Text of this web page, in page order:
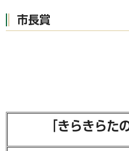
市長賞
「きらきらた